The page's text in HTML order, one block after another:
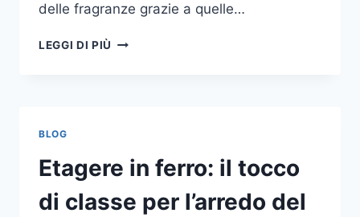
delle fragranze grazie a quelle…
LEGGI DI PIÙ
BLOG
Etagere in ferro: il tocco
di classe per l’arredo del